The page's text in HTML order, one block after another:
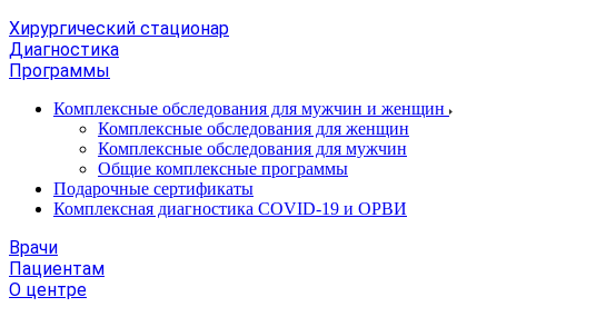
Хирургический стационар
Диагностика
Программы
Комплексные обследования для мужчин и женщин
Комплексные обследования для женщин
Комплексные обследования для мужчин
Общие комплексные программы
Подарочные сертификаты
Комплексная диагностика COVID-19 и ОРВИ
Врачи
Пациентам
О центре